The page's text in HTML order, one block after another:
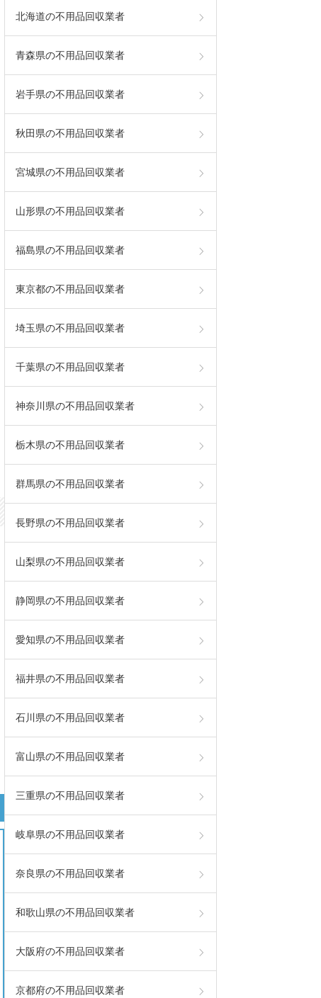
北海道の不用品回収業者
青森県の不用品回収業者
岩手県の不用品回収業者
秋田県の不用品回収業者
宮城県の不用品回収業者
山形県の不用品回収業者
福島県の不用品回収業者
東京都の不用品回収業者
埼玉県の不用品回収業者
千葉県の不用品回収業者
神奈川県の不用品回収業者
栃木県の不用品回収業者
群馬県の不用品回収業者
長野県の不用品回収業者
山梨県の不用品回収業者
静岡県の不用品回収業者
愛知県の不用品回収業者
福井県の不用品回収業者
石川県の不用品回収業者
富山県の不用品回収業者
三重県の不用品回収業者
岐阜県の不用品回収業者
奈良県の不用品回収業者
和歌山県の不用品回収業者
大阪府の不用品回収業者
京都府の不用品回収業者